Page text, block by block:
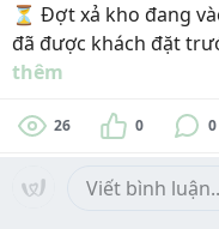
⏳ Đợt xả kho đang
đã được khách đặt
thêm
26 0 0